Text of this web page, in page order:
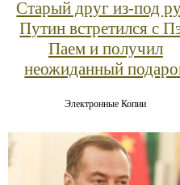
Старый друг из-под
Путин встретился с
Паем и получил
неожиданный
Электронные Копии